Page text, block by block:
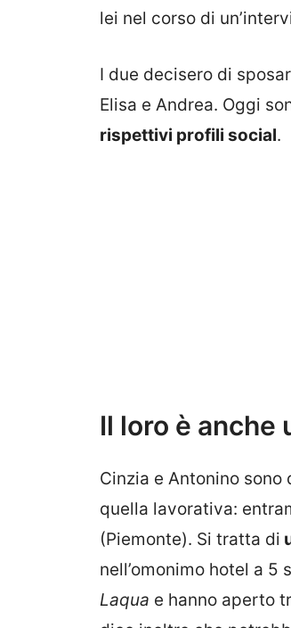
lei nel corso di
I due decisero di
Elisa e Andrea. Oggi
rispettivi profili social.
Il loro è anche
Cinzia e Antonino
quella lavorativa:
(Piemonte). Si tratta di
nell’omonimo hotel a
Laqua e hanno aperto